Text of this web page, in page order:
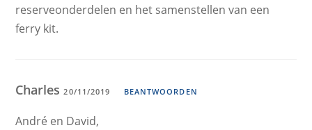
reserveonderdelen en het samenstellen van een
ferry kit.
Charles20/11/2019 BEANTWOORDEN
André en David,